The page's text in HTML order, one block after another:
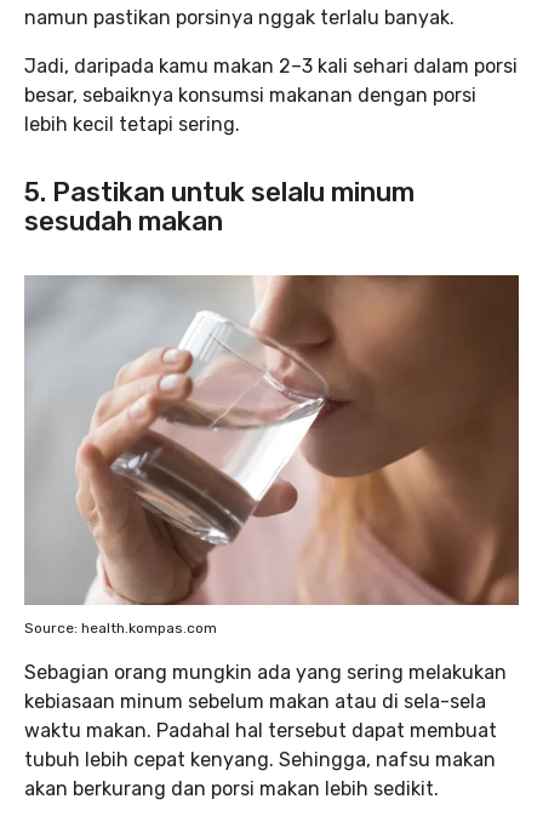
namun pastikan porsinya nggak terlalu banyak.
Jadi, daripada kamu makan 2–3 kali sehari dalam porsi
besar, sebaiknya konsumsi makanan dengan porsi
lebih kecil tetapi sering.
5. Pastikan untuk selalu minum
sesudah makan
Source: health.kompas.com
Sebagian orang mungkin ada yang sering melakukan
kebiasaan minum sebelum makan atau di sela-sela
waktu makan. Padahal hal tersebut dapat membuat
tubuh lebih cepat kenyang. Sehingga, nafsu makan
akan berkurang dan porsi makan lebih sedikit.